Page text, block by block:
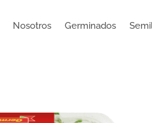
Nosotros Germinados